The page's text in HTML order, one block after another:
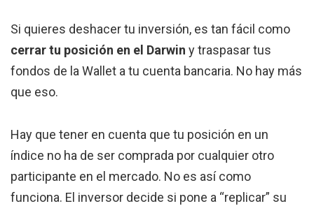
Si quieres deshacer tu inversión, es tan fácil como
cerrar tu posición en el Darwin y traspasar tus
fondos de la Wallet a tu cuenta bancaria. No hay más
que eso.
Hay que tener en cuenta que tu posición en un
índice no ha de ser comprada por cualquier otro
participante en el mercado. No es así como
funciona. El inversor decide si pone a “replicar” su